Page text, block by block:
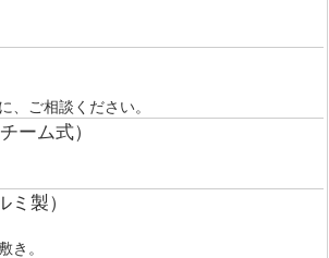
、ご相談ください。
ーム式）
ミ製）
き。